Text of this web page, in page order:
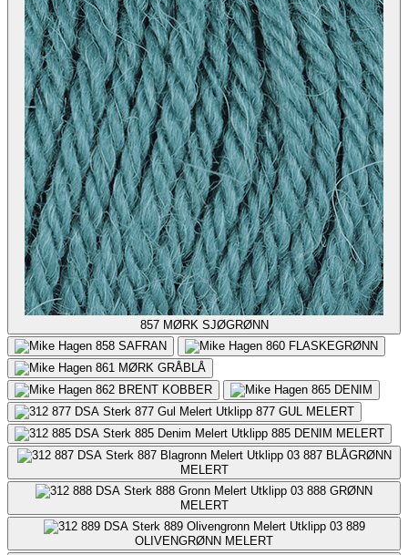
857 MØRK SJØGRØNN
858 SAFRAN 860 FLASKEGRØNN
861 MØRK GRÅBLÅ
862 BRENT KOBBER 865 DENIM
877 GUL MELERT
885 DENIM MELERT
887 BLÅGRØNN
MELERT
888 GRØNN
MELERT
889
OLIVENGRØNN MELERT